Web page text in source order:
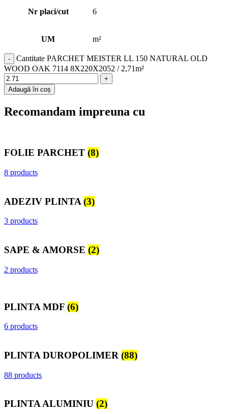
Nr placi/cut 6
UM m²
Cantitate PARCHET MEISTER LL 150 NATURAL OLD
WOOD OAK 7114 8X220X2052 / 2,71m²
Adaugă în coș
Recomandam impreuna cu
FOLIE PARCHET (8)
8 products
ADEZIV PLINTA (3)
3 products
SAPE & AMORSE (2)
2 products
PLINTA MDF (6)
6 products
PLINTA DUROPOLIMER (88)
88 products
PLINTA ALUMINIU (2)